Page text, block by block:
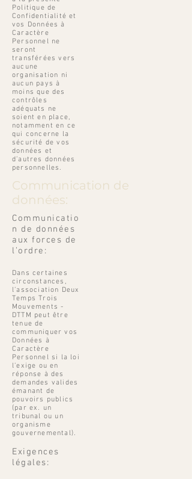
Politique de
Confidentialité et
vos Données à
Caractère
Personnel ne
seront
transférées vers
aucune
organisation ni
aucun pays à
moins que des
contrôles
adéquats ne
soient en place,
notamment en ce
qui concerne la
sécurité de vos
données et
d’autres données
personnelles.
Communication de
données:
Communicatio
n de données
aux forces de
l’ordre:
Dans certaines
circonstances,
l’association Deux
Temps Trois
Mouvements -
DTTM peut être
tenue de
communiquer vos
Données à
Caractère
Personnel si la loi
l’exige ou en
réponse à des
demandes valides
émanant de
pouvoirs publics
(par ex. un
tribunal ou un
organisme
gouvernemental).
Exigences
légales: